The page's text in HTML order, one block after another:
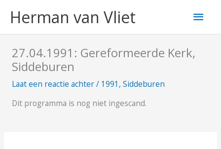
naarHerman van Vliet
27.04.1991: Gereformeerde Kerk,
Siddeburen
Laat een reactie achter/ 1991 , Siddeburen
Dit programma is nog niet ingescand.